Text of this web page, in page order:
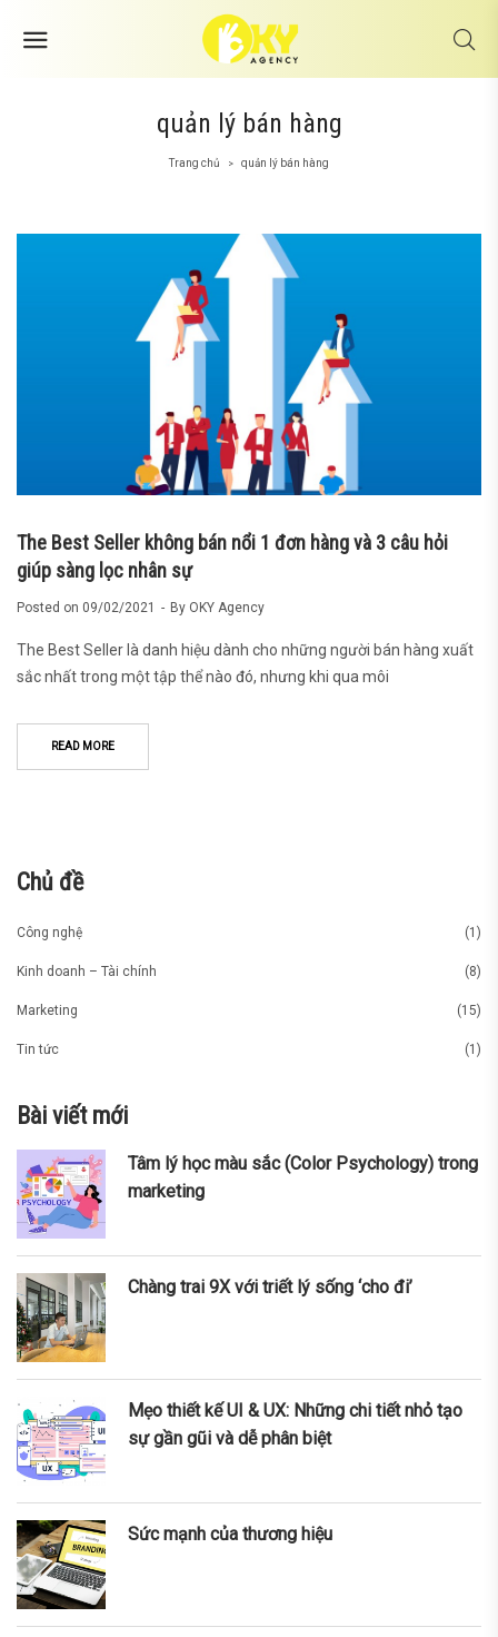
quản lý bán hàng
Trang chủ > quản lý bán hàng
The Best Seller không bán nổi 1 đơn hàng và 3 câu hỏi
giúp sàng lọc nhân sự
Posted on 09/02/2021 By OKY Agency
The Best Seller là danh hiệu dành cho những người bán hàng xuất
sắc nhất trong một tập thể nào đó, nhưng khi qua môi
READ MORE
Chủ đề
Công nghệ (1)
Kinh doanh – Tài chính (8)
Marketing (15)
Tin tức (1)
Bài viết mới
Tâm lý học màu sắc (Color Psychology) trong
marketing
Chàng trai 9X với triết lý sống ‘cho đi’
Mẹo thiết kế UI & UX: Những chi tiết nhỏ tạo
sự gần gũi và dễ phân biệt
Sức mạnh của thương hiệu